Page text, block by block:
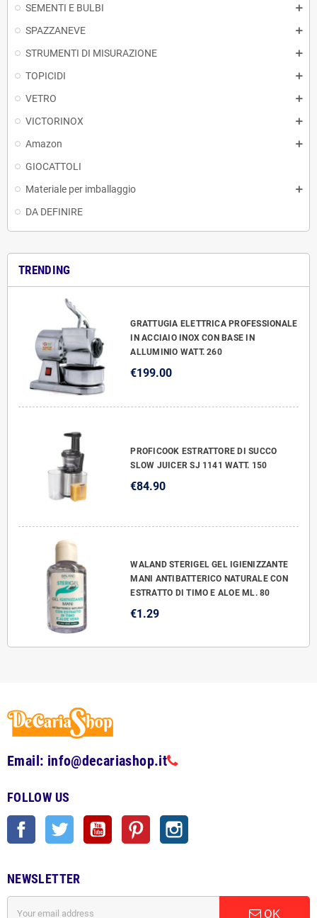
SEMENTI E BULBI
SPAZZANEVE
STRUMENTI DI MISURAZIONE
TOPICIDI
VETRO
VICTORINOX
Amazon
GIOCATTOLI
Materiale per imballaggio
DA DEFINIRE
TRENDING
GRATTUGIA ELETTRICA PROFESSIONALE
IN ACCIAIO INOX CON BASE IN
ALLUMINIO WATT. 260
€199.00
PROFICOOK ESTRATTORE DI SUCCO
SLOW JUICER SJ 1141 WATT. 150
€84.90
WALAND STERIGEL GEL IGIENIZZANTE
MANI ANTIBATTERICO NATURALE CON
ESTRATTO DI TIMO E ALOE ML. 80
€1.29
Email: info@decariashop.it
FOLLOW US
Facebook Twitter YouTube Pinterest
NEWSLETTER
OK